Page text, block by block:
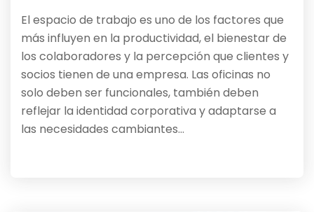
El espacio de trabajo es uno de los factores que
más influyen en la productividad, el bienestar de
los colaboradores y la percepción que clientes y
socios tienen de una empresa. Las oficinas no
solo deben ser funcionales, también deben
reflejar la identidad corporativa y adaptarse a
las necesidades cambiantes…